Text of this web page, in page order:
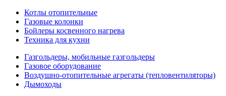
Котлы отопительные
Газовые колонки
Бойлеры косвенного нагрева
Техника для кухни
Газгольдеры, мобильные газгольдеры
Газовое оборудование
Воздушно-отопительные агрегаты (тепловентиляторы)
Дымоходы